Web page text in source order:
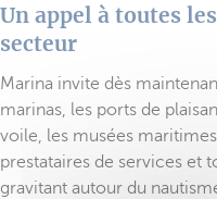
Un appel à toutes
secteur
Marina invite dès
marinas, les ports de
voile, les musées
prestataires de services et
gravitant autour du